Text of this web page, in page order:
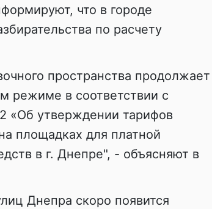
что в городе
по расчету
пространства продолжает
режиме в соответствии с
«Об утверждении тарифов
площадках для платной
в г. Днепре", - объясняют в
Днепра скоро появится